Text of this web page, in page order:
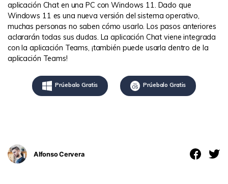
aplicación Chat en una PC con Windows 11. Dado que
Windows 11 es una nueva versión del sistema operativo,
muchas personas no saben cómo usarlo. Los pasos anteriores
aclararán todas sus dudas. La aplicación Chat viene integrada
con la aplicación Teams, ¡también puede usarla dentro de la
aplicación Teams!
Prúebalo Gratis Prúebalo Gratis
Alfonso Cervera